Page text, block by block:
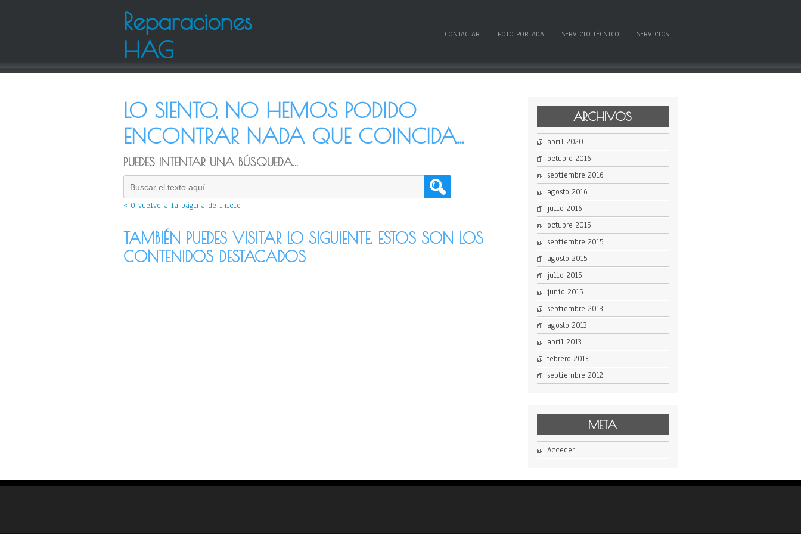
Reparaciones
HAG
CONTACTAR FOTO PORTADA SERVICIO TÉCNICO SERVICIOS
LO SIENTO, NO HEMOS PODIDO
ENCONTRAR NADA QUE COINCIDA...
PUEDES INTENTAR UNA BÚSQUEDA...
« O vuelve a la página de inicio
TAMBIÉN PUEDES VISITAR LO SIGUIENTE. ESTOS SON LOS
CONTENIDOS DESTACADOS
ARCHIVOS
abril 2020
octubre 2016
septiembre 2016
agosto 2016
julio 2016
octubre 2015
septiembre 2015
agosto 2015
julio 2015
junio 2015
septiembre 2013
agosto 2013
abril 2013
febrero 2013
septiembre 2012
META
Acceder